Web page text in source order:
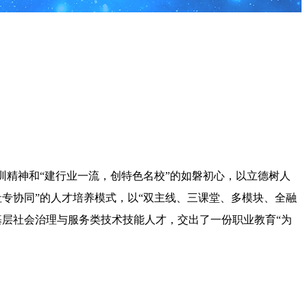
神和“建行业一流，创特色名校”的如磐初心，以立德树人
协同”的人才培养模式，以“双主线、三课堂、多模块、全融
社会治理与服务类技术技能人才，交出了一份职业教育“为